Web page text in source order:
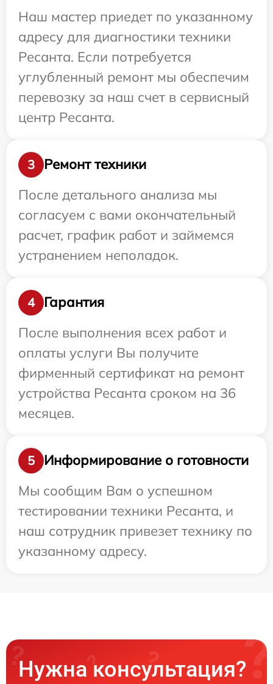
Наш мастер приедет по указанному
адресу для диагностики техники
Ресанта. Если потребуется
углубленный ремонт мы обеспечим
перевозку за наш счет в сервисный
центр Ресанта.
3
Ремонт техники
После детального анализа мы
согласуем с вами окончательный
расчет, график работ и займемся
устранением неполадок.
4
Гарантия
После выполнения всех работ и
оплаты услуги Вы получите
фирменный сертификат на ремонт
устройства Ресанта сроком на 36
месяцев.
5
Информирование о готовности
Мы сообщим Вам о успешном
тестировании техники Ресанта, и
наш сотрудник привезет технику по
указанному адресу.
Нужна консультация?